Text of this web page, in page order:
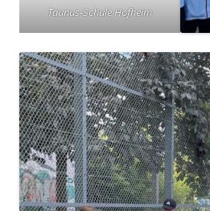
Taunus-Schule Hofheim